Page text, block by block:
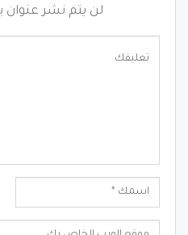
لن يتم نشر عنوان